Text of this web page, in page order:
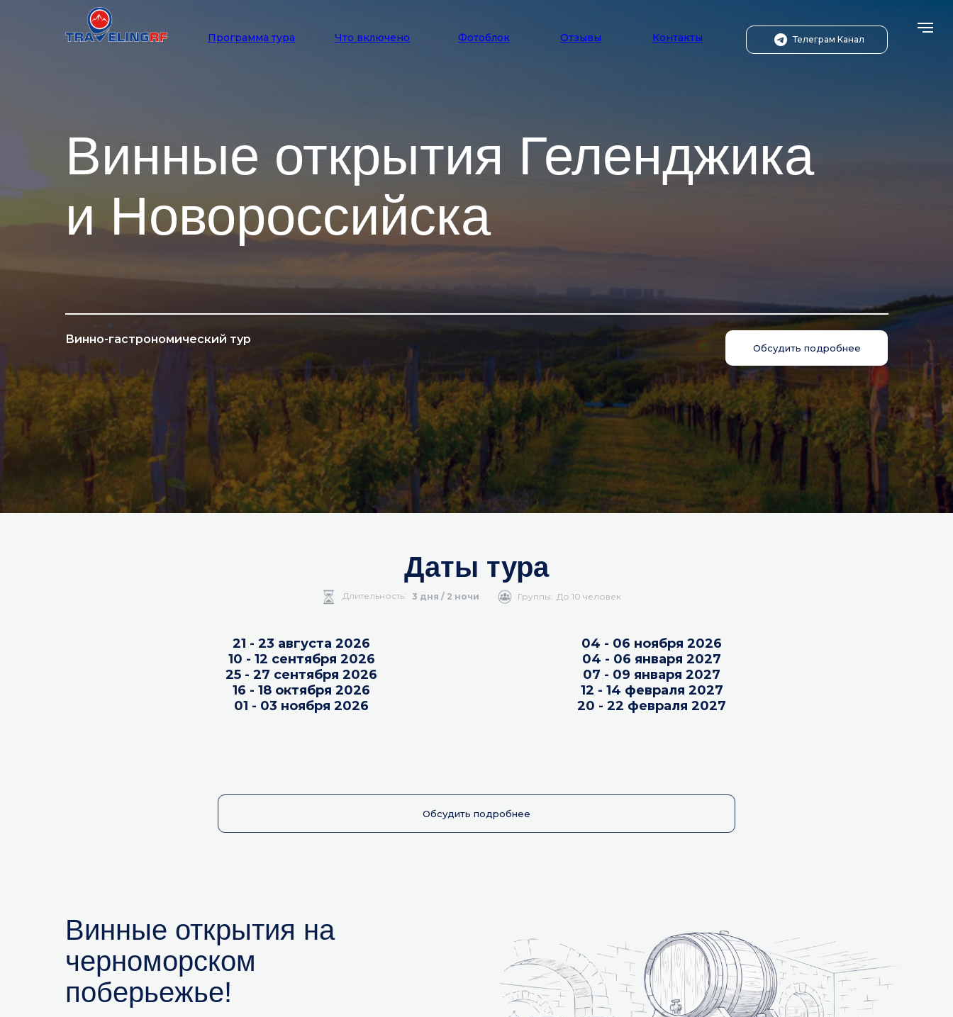
Винно-гастрономический тур
Винные открытия Геленджика
и Новороссийска
Что включено
Программа тура Отзывы
Фотоблок Контакты Телеграм Канал
Обсудить подробнее
04 - 06 ноября 2026
04 - 06 января 2027
07 - 09 января 2027
12 - 14 февраля 2027
20 - 22 февраля 2027
21 - 23 августа 2026
10 - 12 сентября 2026
25 - 27 сентября 2026
16 - 18 октября 2026
01 - 03 ноября 2026
Обсудить подробнее
Даты тура
3 дня / 2 ночи
Длительность: До 10 человек
Группы:
Винные открытия на
черноморском
поберьежье!